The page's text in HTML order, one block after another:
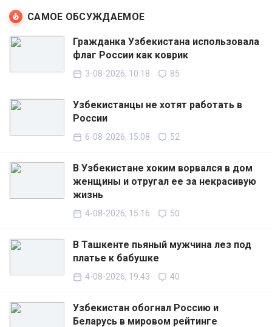
САМОЕ ОБСУЖДАЕМОЕ
Гражданка Узбекистана использовала
флаг России как коврик
3-08-2026, 10:18 85
Узбекистанцы не хотят работать в
России
6-08-2026, 15:08 52
В Узбекистане хоким ворвался в дом
женщины и отругал ее за некрасивую
жизнь
4-08-2026, 15:16 50
В Ташкенте пьяный мужчина лез под
платье к бабушке
4-08-2026, 19:43 40
Узбекистан обогнал Россию и
Беларусь в мировом рейтинге